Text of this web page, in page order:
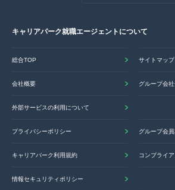
キャリアパーク就職エージェントについて
総合TOP サイトマップ
会社概要 グループ会
外部サービスの利用について
プライバシーポリシー グループ会
キャリアパーク利用規約 コンプライ
情報セキュリティポリシー